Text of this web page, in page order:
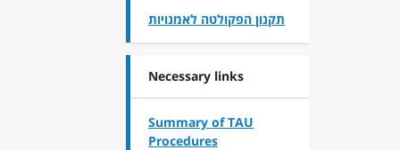
תקנון הפקולטה לאמנויות
Necessary links
Summary of TAU
Procedures